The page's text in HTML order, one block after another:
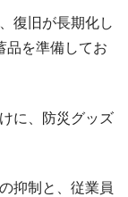
復旧が長期化し
品を準備してお
に、防災グッズ
抑制と、従業員